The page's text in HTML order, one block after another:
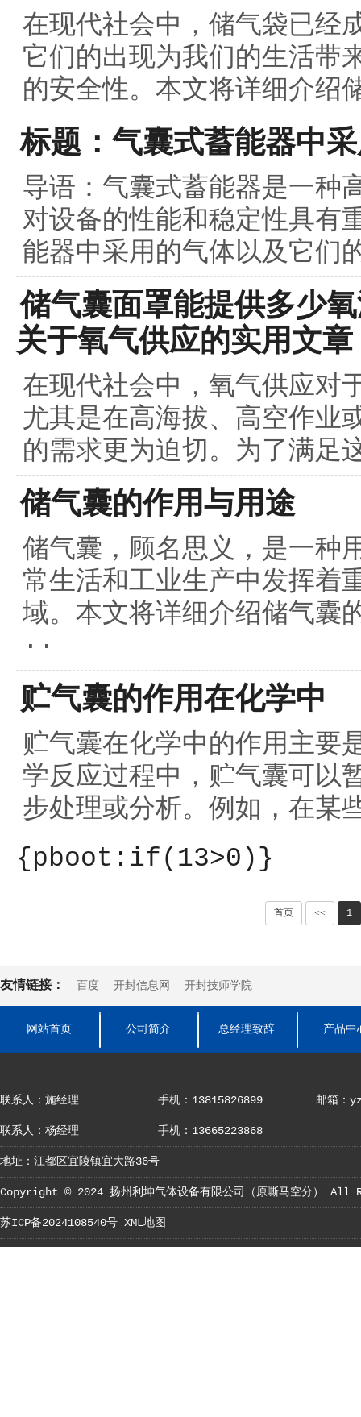
在现代社会中，储气袋已经
它们的出现为我们的生活带
的安全性。本文将详细介绍
标题：气囊式蓄能器中
导语：气囊式蓄能器是一种
对设备的性能和稳定性具有
能器中采用的气体以及它们
储气囊面罩能提供多少
关于氧气供应的实用文章
在现代社会中，氧气供应对
尤其是在高海拔、高空作业
的需求更为迫切。为了满足
储气囊的作用与用途
储气囊，顾名思义，是一种
常生活和工业生产中发挥着
域。本文将详细介绍储气囊
··
贮气囊的作用在化学中
贮气囊在化学中的作用主要
学反应过程中，贮气囊可以
步处理或分析。例如，在某
{pboot:if(13>0)}
首页 << 1
友情链接： 百度 开封信息网 开封技师学院
网站首页 公司简介 总经理致辞 产品中
联系人：施经理 手机：13815826899 邮箱：
联系人：杨经理 手机：13665223868
地址：江都区宜陵镇宜大路36号
Copyright © 2024 扬州利坤气体设备有限公司（原嘶马空分） All
苏ICP备2024108540号 XML地图